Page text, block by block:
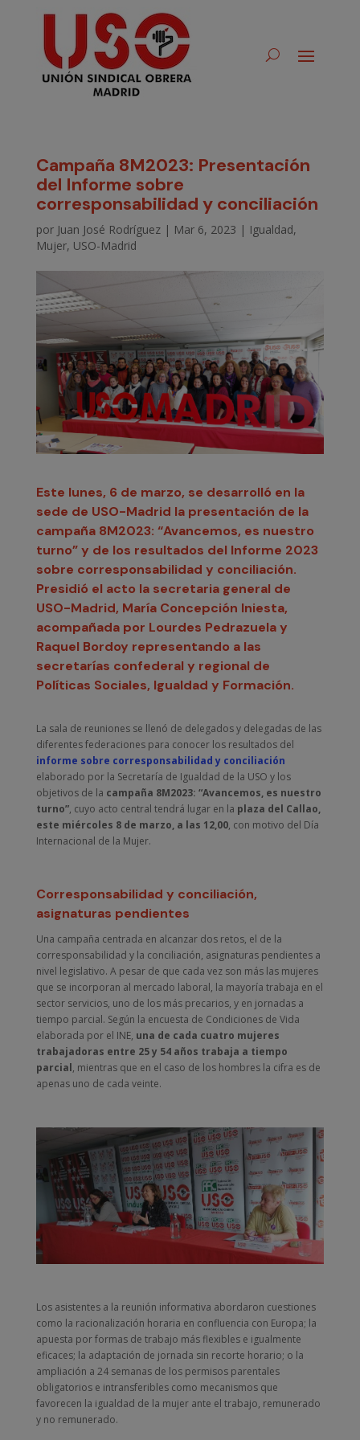
Campaña 8M2023: Presentación
del Informe sobre
corresponsabilidad y conciliación
por Juan José Rodríguez| Mar 6, 2023 | Igualdad,
Mujer, USO-Madrid
Este lunes, 6 de marzo, se desarrolló en la
sede de USO-Madrid la presentación de la
campaña 8M2023: “Avancemos, es nuestro
turno” y de los resultados del Informe 2023
sobre corresponsabilidad y conciliación.
Presidió el acto la secretaria general de
USO-Madrid, María Concepción Iniesta,
acompañada por Lourdes Pedrazuela y
Raquel Bordoy representando a las
secretarías confederal y regional de
Políticas Sociales, Igualdad y Formación.
La sala de reuniones se llenó de delegados y delegadas de las
diferentes federaciones para conocer los resultados del
informe sobre corresponsabilidad y conciliación
elaborado por la Secretaría de Igualdad de la USO y los
objetivos de la campaña 8M2023: “Avancemos, es nuestro
turno”, cuyo acto central tendrá lugar en la plaza del Callao,
este miércoles 8 de marzo, a las 12,00, con motivo del Día
Internacional de la Mujer.
Corresponsabilidad y conciliación,
asignaturas pendientes
Una campaña centrada en alcanzar dos retos, el de la
corresponsabilidad y la conciliación, asignaturas pendientes a
nivel legislativo. A pesar de que cada vez son más las mujeres
que se incorporan al mercado laboral, la mayoría trabaja en el
sector servicios, uno de los más precarios, y en jornadas a
tiempo parcial. Según la encuesta de Condiciones de Vida
elaborada por el INE, una de cada cuatro mujeres
trabajadoras entre 25 y 54 años trabaja a tiempo
parcial, mientras que en el caso de los hombres la cifra es de
apenas uno de cada veinte.
Los asistentes a la reunión informativa abordaron cuestiones
como la racionalización horaria en confluencia con Europa; la
apuesta por formas de trabajo más flexibles e igualmente
eficaces; la adaptación de jornada sin recorte horario; o la
ampliación a 24 semanas de los permisos parentales
obligatorios e intransferibles como mecanismos que
favorecen la igualdad de la mujer ante el trabajo, remunerado
y no remunerado.